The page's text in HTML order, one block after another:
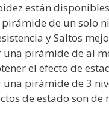
están
de un solo
y Saltos
pirámide de al
el efecto de
pirámide de 3
de estado son de